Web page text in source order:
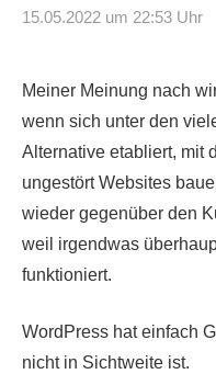
15.05.2022 um 22:53 Uhr
Meiner Meinung nach
wenn sich unter den
Alternative etabliert, mit
ungestört Websites
wieder gegenüber den
weil irgendwas
funktioniert.
WordPress hat einfach
nicht in Sichtweite ist.